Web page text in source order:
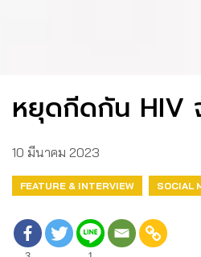
หยุดกีดกัน HIV
10 มีนาคม 2023
FEATURE & INTERVIEW SOCIAL